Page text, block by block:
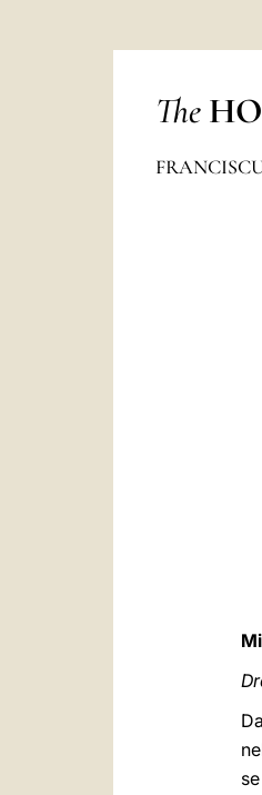
The